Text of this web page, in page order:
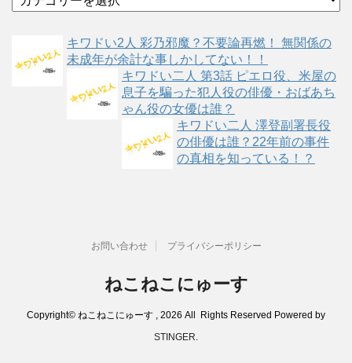
テ
ー
キワドい2人 彩乃邪魔？不要論再燃！ 無関係の
未成年が余計な事しかしてない！！
キワドい二人 第3話 ピエロ役、米屋の
息子を騙った犯人役の俳優・おばあち
ゃん役の女優は誰？
キワドい二人 澤登副署長役
の俳優は誰？22年前の事件
の真相を知っている！？
お問い合わせ プライバシーポリシー
ねこねこにゅーす
Copyright© ねこねこにゅーす , 2026 All Rights Reserved Powered by
STINGER.